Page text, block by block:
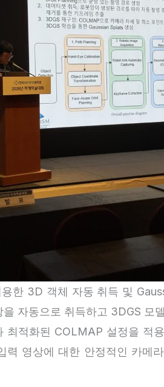
한 3D 객체 자동 취득 및
자동으로 취득하고 3DGS 모
적화된 COLMAP 설정을 적
영상에 대한 안정적인 카메